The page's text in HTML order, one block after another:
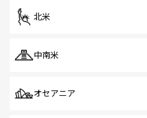
北米
中南米
オセアニア